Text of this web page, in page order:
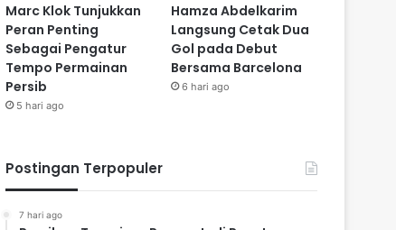
Marc Klok Tunjukkan
Peran Penting
Sebagai Pengatur
Tempo Permainan
Persib
5 hari ago
Hamza Abdelkarim
Langsung Cetak Dua
Gol pada Debut
Bersama Barcelona
6 hari ago
Postingan Terpopuler
7 hari ago